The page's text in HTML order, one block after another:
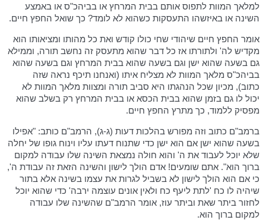
למלאך המוות לתפוס אותם בבית המרחץ או בביהכ"ס או באמצע
השינה או באיזשהו התעסקות כשהוא לא לומד? כך שואל החפץ חיים.
אומר החפץ חיים שיהודי שחי כולו קודש ואת כל מהותו ומציאותו הוא
מקדיש לה' ולתורתו אז כל דבר שהוא מתעסק זה נחשב תורה, וממילא
גם בשעה שהוא ישן וגם בשעה שהוא בבית המרחץ וגם בשעה שהוא
בביהכ"ס מלאך המוות לא מצליח איתו (ואנחנו תיכף נראה שזה
כתוב), מכיון שכל הנהגתו היא סביב תורה ומצוות מלאך המוות לא
יכול לו גם בזמן שהוא בבית הכסא או בבית המרחץ רק בשלב שהוא
מפסיק ללמוד, כך מתרץ החפץ חיים.
ברמב"ם כתוב וזה מפורש בהלכות דעות (ג-ג), הרמב"ם כותב: "אפילו
בשעה שהוא ישן אם הוא ישן כדי שתנוח דעתו עליו וינוח גופו של יחלה
שלא יוכל לעבוד את ה' והוא חולה נמצאת השינה שלו עבודה למקום
ברוך הוא". אתם שומעים! אדם הולך לישון והשינה הזאת זה עבודת ה',
כי אם הוא הולך לישון לא בשביל לגרות את עצמו בשינה אלא בתור
שיהיה לו כח 'לתת ליעף כח ולאין אונים עוצמה ירבה' כדי שהוא יוכל
לחזור ביתר שאת וביתר עוז, אומר הרמב"ם שהשינה שלו עבודה
למקום ברוך הוא.